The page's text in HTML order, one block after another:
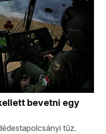
bevetni egy
tűz.